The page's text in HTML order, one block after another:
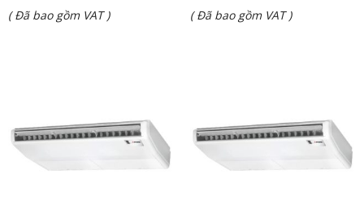
là:
Giá
₫ 39.500.000.
( Đã bao gồm VAT )
là:
Giá
₫ 39.100.000.
( Đã bao gồm VAT )